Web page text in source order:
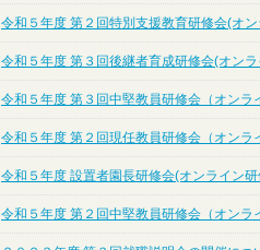
令和５年度 第２回特別支援教育研修会(オ
令和５年度 第３回後継者育成研修会(オン
令和５年度 第３回中堅教員研修会（オンラ
令和５年度 第２回現任教員研修会（オンラ
令和５年度 設置者園長研修会(オンライン
令和５年度 第２回中堅教員研修会（オンラ